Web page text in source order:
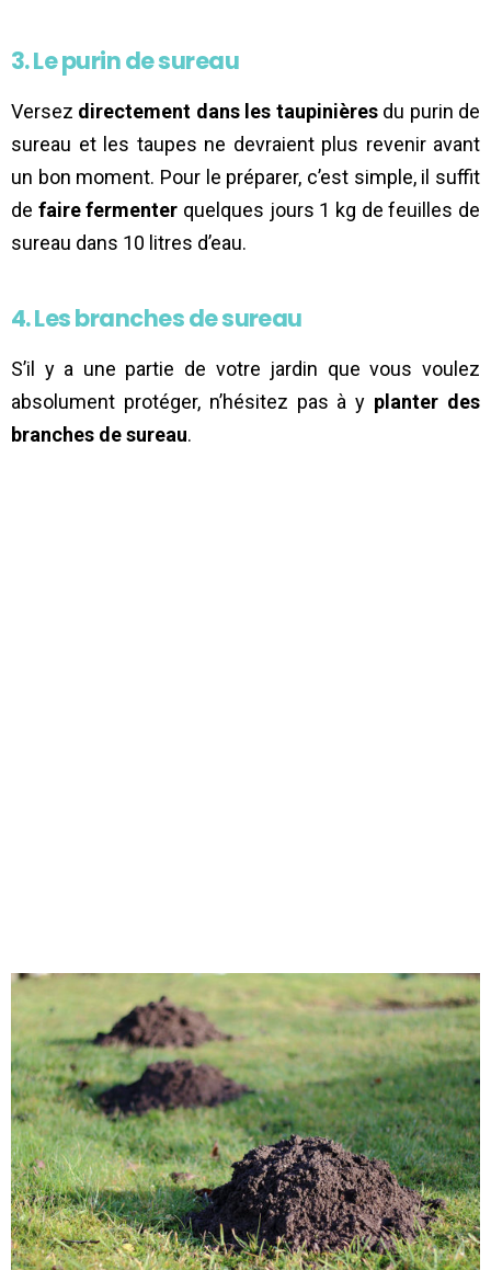
3. Le purin de sureau
Versez directement dans les taupinièresdu purin de
sureau et les taupes ne devraient plus revenir avant
un bon moment. Pour le préparer, c’est simple, il suffit
de faire fermenter quelques jours 1 kg de feuilles de
sureau dans 10 litres d’eau.
4. Les branches de sureau
S’il y a une partie de votre jardin que vous voulez
absolument protéger, n’hésitez pas à y planter des
branches de sureau.